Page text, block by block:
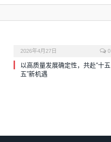
2026年4月27日 0
以高质量发展确定性，共赴“十五
五”新机遇